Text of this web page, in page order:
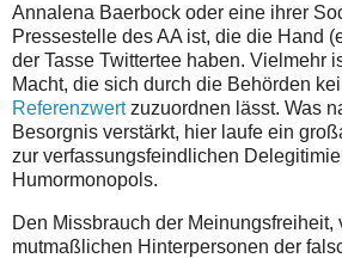
Annalena Baerbock oder eine ihrer
Pressestelle des AA ist, die die Hand
der Tasse Twittertee haben. Vielmehr
Macht, die sich durch die Behörden
Referenzwertzuzuordnen lässt. Was
Besorgnis verstärkt, hier laufe ein
zur verfassungsfeindlichen
Humormonopols.
Den Missbrauch der Meinungsfreiheit,
mutmaßlichen Hinterpersonen der